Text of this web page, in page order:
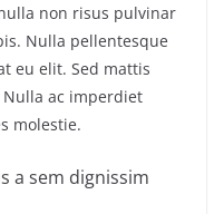
non risus pulvinar
Nulla pellentesque
eu elit. Sed mattis
ac imperdiet
molestie.
a sem dignissim